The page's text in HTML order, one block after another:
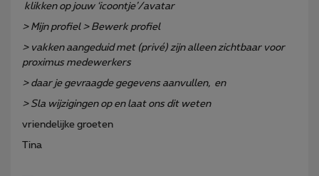
klikken op jouw ‘icoontje’/avatar
> Mijn profiel > Bewerk profiel
> vakken aangeduid met (privé) zijn alleen zichtbaar voor
proximus medewerkers
> daar je gevraagde gegevens aanvullen, en
> Sla wijzigingen op en laat ons dit weten
vriendelijke groeten
Tina